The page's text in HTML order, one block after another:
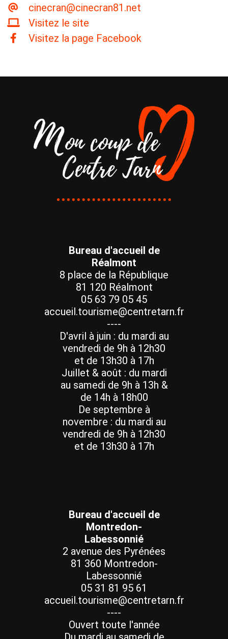
cinecran@cinecran81.net
Visitez le site
Visitez la page Facebook
Bureau d'accueil de
Réalmont
8 place de la République
81 120 Réalmont
05 63 79 05 45
accueil.tourisme@centretarn.fr
----
D'avril à juin : du mardi au
vendredi de 9h à 12h30
et de 13h30 à 17h
Juillet & août : du mardi
au samedi de 9h à 13h &
de 14h à 18h00
De septembre à
novembre : du mardi au
vendredi de 9h à 12h30
et de 13h30 à 17h
Bureau d'accueil de
Montredon-
Labessonnié
2 avenue des Pyrénées
81 360 Montredon-
Labessonnié
05 31 81 95 61
accueil.tourisme@centretarn.fr
----
Ouvert toute l'année